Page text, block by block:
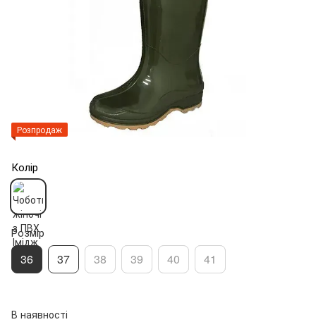
Розпродаж
Колір
Розмір
36 37 38 39 40 41
В наявності